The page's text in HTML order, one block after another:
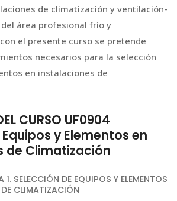
de climatización y ventilación-
área profesional frío y
el presente curso se pretende
necesarios para la selección
en instalaciones de
CURSO UF0904
y Elementos en
de Climatización
SELECCIÓN DE EQUIPOS Y ELEMENTOS
CLIMATIZACIÓN